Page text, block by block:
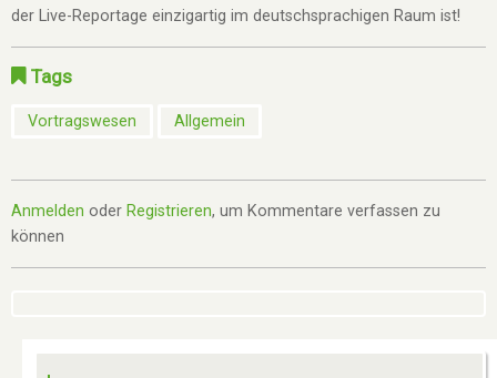
der Live-Reportage einzigartig im deutschsprachigen Raum ist!
Tags
Vortragswesen Allgemein
Anmelden oder Registrieren, um Kommentare verfassen zu
können